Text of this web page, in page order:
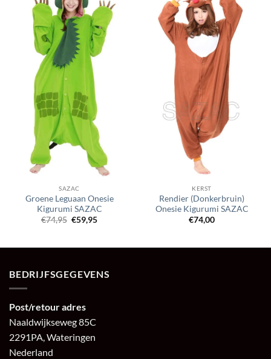
SAZAC
Groene Leguaan Onesie
Kigurumi SAZAC
€74,95 Oorspronkelijke
prijs
€59,95Huidige
KERST
Rendier (Donkerbruin)
Onesie Kigurumi SAZAC
€74,00
BEDRIJFSGEGEVENS
Post/retour adres
Naaldwijkseweg 85C
2291PA, Wateringen
Nederland